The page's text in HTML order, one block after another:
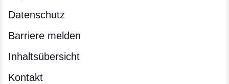
Datenschutz
Barriere melden
Inhaltsübersicht
Kontakt